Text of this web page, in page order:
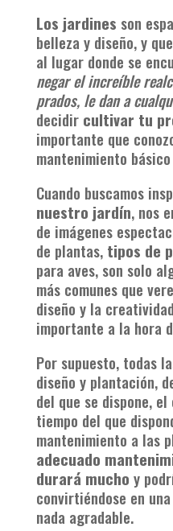
Los jardines son
belleza y diseño, y
al lugar donde se
negar el increíble
prados, le dan a
decidir cultivar tu
importante que
mantenimiento
Cuando buscamos
nuestro jardín, nos
de imágenes
de plantas, tipos de
para aves, son solo
más comunes que
diseño y la
importante a la hora
Por supuesto, todas
diseño y plantación,
del que se dispone,
tiempo del que
mantenimiento a las
adecuado
durará mucho y
convirtiéndose en
nada agradable.